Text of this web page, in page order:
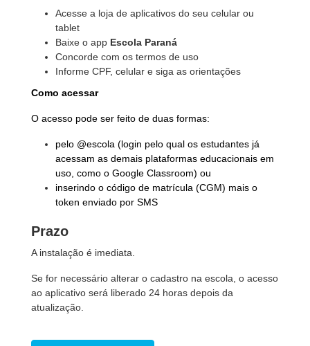
Acesse a loja de aplicativos do seu celular ou
tablet
Baixe o app Escola Paraná
Concorde com os termos de uso
Informe CPF, celular e siga as orientações
Como acessar
O acesso pode ser feito de duas formas:
pelo @escola (login pelo qual os estudantes já
acessam as demais plataformas educacionais em
uso, como o Google Classroom) ou
inserindo o código de matrícula (CGM) mais o
token enviado por SMS
Prazo
A instalação é imediata.
Se for necessário alterar o cadastro na escola, o acesso
ao aplicativo será liberado 24 horas depois da
atualização.